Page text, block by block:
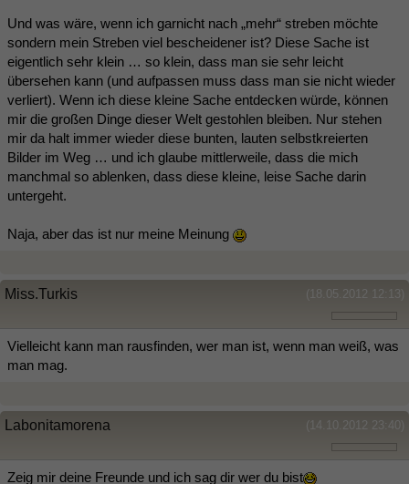
Und was wäre, wenn ich garnicht nach „mehr“ streben möchte
sondern mein Streben viel bescheidener ist? Diese Sache ist
eigentlich sehr klein … so klein, dass man sie sehr leicht
übersehen kann (und aufpassen muss dass man sie nicht wieder
verliert). Wenn ich diese kleine Sache entdecken würde, können
mir die großen Dinge dieser Welt gestohlen bleiben. Nur stehen
mir da halt immer wieder diese bunten, lauten selbstkreierten
Bilder im Weg … und ich glaube mittlerweile, dass die mich
manchmal so ablenken, dass diese kleine, leise Sache darin
untergeht.
Naja, aber das ist nur meine Meinung
(18.05.2012 12:13)
Miss.Turkis
Vielleicht kann man rausfinden, wer man ist, wenn man weiß, was
man mag.
(14.10.2012 23:40)
Labonitamorena
Zeig mir deine Freunde und ich sag dir wer du bist